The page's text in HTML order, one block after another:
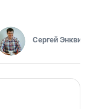
Сергей Энквист